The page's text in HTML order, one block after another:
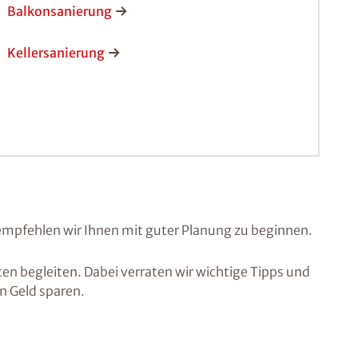
Balkonsanierung
Kellersanierung
wir Ihnen mit guter Planung zu beginnen.
begleiten. Dabei verraten wir wichtige Tipps und
Geld sparen.